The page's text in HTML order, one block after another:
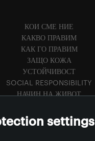
КОИ СМЕ НИЕ
КАКВО ПРАВИМ
КАК ГО ПРАВИМ
ЗАЩО КОЖА
УСТОЙЧИВОСТ
SOCIAL RESPONSIBILITY
НАЧИН НА ЖИВОТ
СВЪРЖЕТЕ СЕ С НАС
КАРИЕРНО ОБРАЗОВАНИЕ
settings